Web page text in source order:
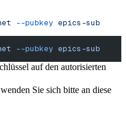
--pubkey epics-sub
--pubkey epics-sub
auf den autorisierten
Sie sich bitte an diese